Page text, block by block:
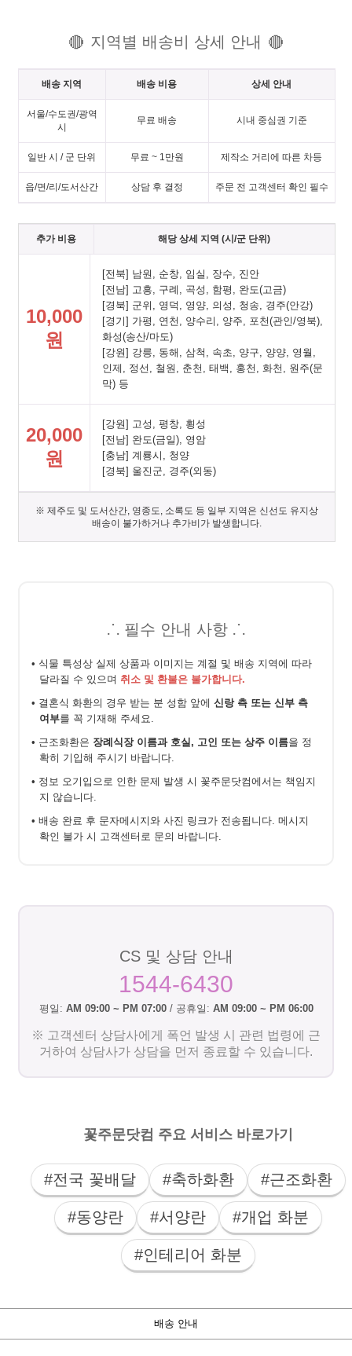
🔴 지역별 배송비 상세 안내 🔴
배송 지역 배송 비용 상세 안내
서울/수도권/광역
시
무료 배송 시내 중심권 기준
일반 시 / 군 단위 무료 ~ 1만원 제작소 거리에 따른 차등
읍/면/리/도서산간 상담 후 결정 주문 전 고객센터 확인 필수
추가 비용 해당 상세 지역 (시/군 단위)
10,000
원
[전북] 남원, 순창, 임실, 장수, 진안
[전남] 고흥, 구례, 곡성, 함평, 완도(고금)
[경북] 군위, 영덕, 영양, 의성, 청송, 경주(안강)
[경기] 가평, 연천, 양수리, 양주, 포천(관인/영북),
화성(송산/마도)
[강원] 강릉, 동해, 삼척, 속초, 양구, 양양, 영월,
인제, 정선, 철원, 춘천, 태백, 홍천, 화천, 원주(문
막) 등
20,000
원
[강원] 고성, 평창, 횡성
[전남] 완도(금일), 영암
[충남] 계룡시, 청양
[경북] 울진군, 경주(외동)
※ 제주도 및 도서산간, 영종도, 소록도 등 일부 지역은 신선도 유지상
배송이 불가하거나 추가비가 발생합니다.
⸫ 필수 안내 사항 ⸫
• 식물 특성상 실제 상품과 이미지는 계절 및 배송 지역에 따라
달라질 수 있으며 취소 및 환불은 불가합니다.
• 결혼식 화환의 경우 받는 분 성함 앞에 신랑 측 또는 신부 측
여부를 꼭 기재해 주세요.
• 근조화환은 장례식장 이름과 호실, 고인 또는 상주 이름을 정
확히 기입해 주시기 바랍니다.
• 정보 오기입으로 인한 문제 발생 시 꽃주문닷컴에서는 책임지
지 않습니다.
• 배송 완료 후 문자메시지와 사진 링크가 전송됩니다. 메시지
확인 불가 시 고객센터로 문의 바랍니다.
CS 및 상담 안내
1544-6430
평일: AM 09:00 ~ PM 07:00 / 공휴일: AM 09:00 ~ PM 06:00
※ 고객센터 상담사에게 폭언 발생 시 관련 법령에 근
거하여 상담사가 상담을 먼저 종료할 수 있습니다.
꽃주문닷컴 주요 서비스 바로가기
#전국 꽃배달 #축하화환 #근조화환
#동양란 #서양란 #개업 화분
#인테리어 화분
배송 안내